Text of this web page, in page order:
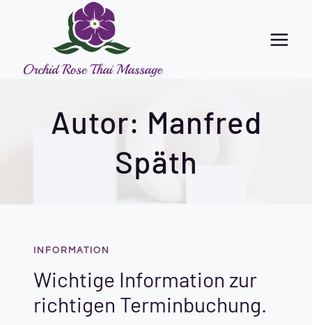
Autor: Manfred
Späth
INFORMATION
Wichtige Information zur
richtigen Terminbuchung.